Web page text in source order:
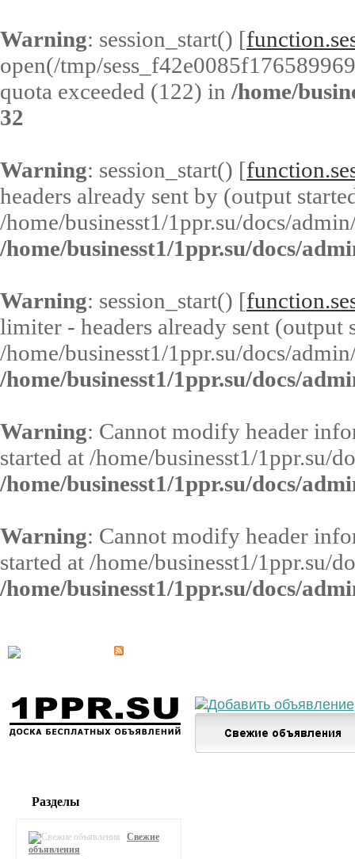
Warning: session_start() [
open(/tmp/
quota exceeded (122) in /home/
32
Warning: session_start() [
headers already sent by (output
/home/businesst1/1ppr.su/docs/
/home/businesst1/1ppr.su/docs/
Warning: session_start() [
limiter - headers already sent (output
/home/businesst1/1ppr.su/docs/
/home/businesst1/1ppr.su/docs/
Warning: Cannot modify header
started at /home/businesst1/1ppr.su/
/home/businesst1/1ppr.su/docs/
Warning: Cannot modify header
started at /home/businesst1/1ppr.su/
/home/businesst1/1ppr.su/docs/
Разделы
Свежие
объявления